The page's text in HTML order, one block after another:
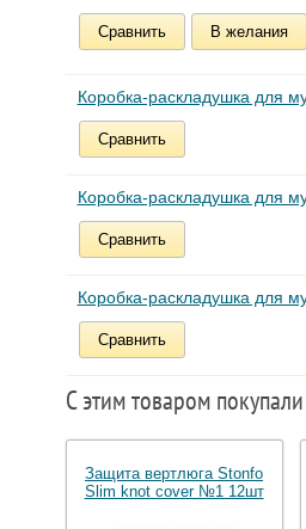
Сравнить В желания
Коробка-раскладушка для
Сравнить
Коробка-раскладушка для
Сравнить
Коробка-раскладушка для
Сравнить
С этим товаром покупали
Защита вертлюга Stonfo
Slim knot cover №1 12шт